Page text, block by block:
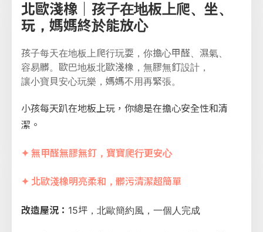
北歐淺橡｜孩子在地板上爬、坐、
玩，媽媽終於能放心
孩子每天在地板上爬行玩耍，你擔心甲醛、濕氣、
容易髒。歐巴地板北歐淺橡，無膠無釘設計，
讓小寶貝安心玩樂，媽媽不用再緊張。
小孩每天趴在地板上玩，你總是在擔心安全性和清
潔。
✦ 無甲醛無膠無釘，寶寶爬行更安心
✦ 北歐淺橡明亮柔和，髒污清潔超簡單
改造屋況： 15坪，北歐簡約風，一個人完成